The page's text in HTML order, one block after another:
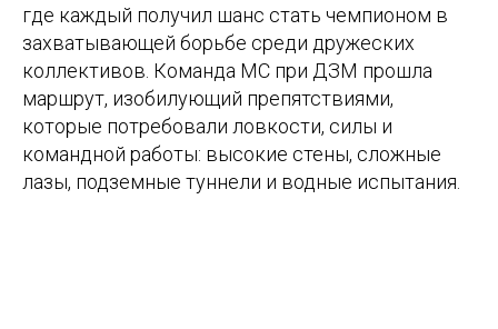
где каждый получил шанс стать чемпионом в
захватывающей борьбе среди дружеских
коллективов. Команда МС при ДЗМ прошла
маршрут, изобилующий препятствиями,
которые потребовали ловкости, силы и
командной работы: высокие стены, сложные
лазы, подземные туннели и водные испытания.